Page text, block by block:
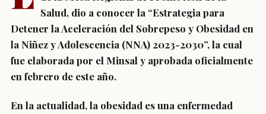
Salud, dio a conocer la “Estrategia para
Detener la Aceleración del Sobrepeso y Obesidad en
la Niñez y Adolescencia (NNA) 2023-2030”, la cual
fue elaborada por el Minsal y aprobada oficialmente
en febrero de este año.
En la actualidad, la obesidad es una enfermedad